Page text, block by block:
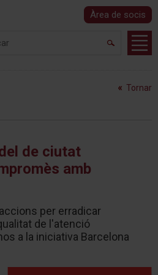
Àrea de socis
Tornar
de ciutat
amb
per erradicar
de l'atenció
a la iniciativa Barcelona